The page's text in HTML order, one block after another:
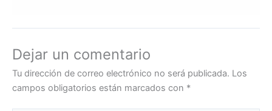
Dejar un comentario
Tu dirección de correo electrónico no será publicada. Los
campos obligatorios están marcados con *